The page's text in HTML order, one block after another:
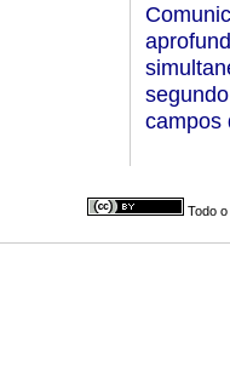
campos
Todo